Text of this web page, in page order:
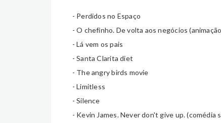
- Perdidos no Espaço
- O chefinho. De volta aos negócios
- Lá vem os pais
- Santa Clarita diet
- The angry birds movie
- Limitless
- Silence
- Kevin James. Never don't give up. (comédia